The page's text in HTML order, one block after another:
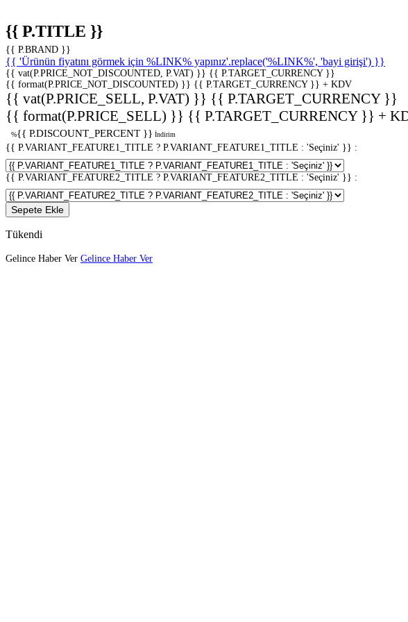
{{ P.TITLE }}
{{ P.BRAND }}
{{ 'Ürünün fiyatını görmek için %LINK% yapınız'.replace('%LINK%', 'bayi girişi') }}
{{ vat(P.PRICE_NOT_DISCOUNTED, P.VAT) }} {{ P.TARGET_CURRENCY }}
{{ format(P.PRICE_NOT_DISCOUNTED) }} {{ P.TARGET_CURRENCY }} + KDV
{{ vat(P.PRICE_SELL, P.VAT) }} {{ P.TARGET_CURRENCY }}
{{ format(P.PRICE_SELL) }} {{ P.TARGET_CURRENCY }} +
%{{ P.DISCOUNT_PERCENT }} İndirim
{{ P.VARIANT_FEATURE1_TITLE ? P.VARIANT_FEATURE1_TITLE : 'Seçiniz' }} :
{{ P.VARIANT_FEATURE2_TITLE ? P.VARIANT_FEATURE2_TITLE : 'Seçiniz' }} :
Sepete Ekle
Tükendi
Gelince Haber Ver Gelince Haber Ver